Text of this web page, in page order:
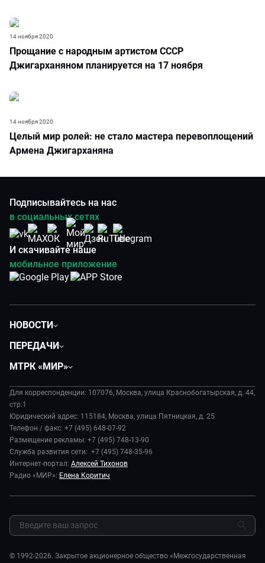
Прощание с народным артистом СССР
Джигарханяном планируется на 17 ноября
14 ноября 2020
Целый мир ролей: не стало мастера перевоплощений
Армена Джигарханяна
14 ноября 2020
Подписывайтесь на нас
в социальных сетях
И скачивайте наше
мобильное приложение
НОВОСТИ
Экономика
Происшествия
В содружестве
В мире
Наука и технологии
Здоровье и медицина
Спорт
Шоу-бизнес
Стиль жизни
Сад и огород
ПЕРЕДАЧИ
Дела судебные
Диктор делает
Игра в кино
Игра в кино. Мультфильмы
Исторический детектив
Миллион за 5 минут
Мировое соглашение
Предварительный диагноз
МТРК «МИР»
История
Руководство
Новости компании
Пресса о нас
Карьера
Реклама
Закупки и тендеры
Обратная связь
Для корреспонденции: 107076, Москва, улица Краснобогатырская, д. 44,
стр.1
Юридический адрес: 115184, Москва, улица Пятницкая, д. 25
Телефон / факс: +7 (495) 648-07-92
Размещение рекламы: +7 (495) 748-13-90
Служба развития сети: +7 (495) 748-35-96
Интернет-портал: Алексей Тихонов
Радио «МИР»: Елена Коритич
© 1992-2026. Закрытое акционерное общество «Межгосударственная